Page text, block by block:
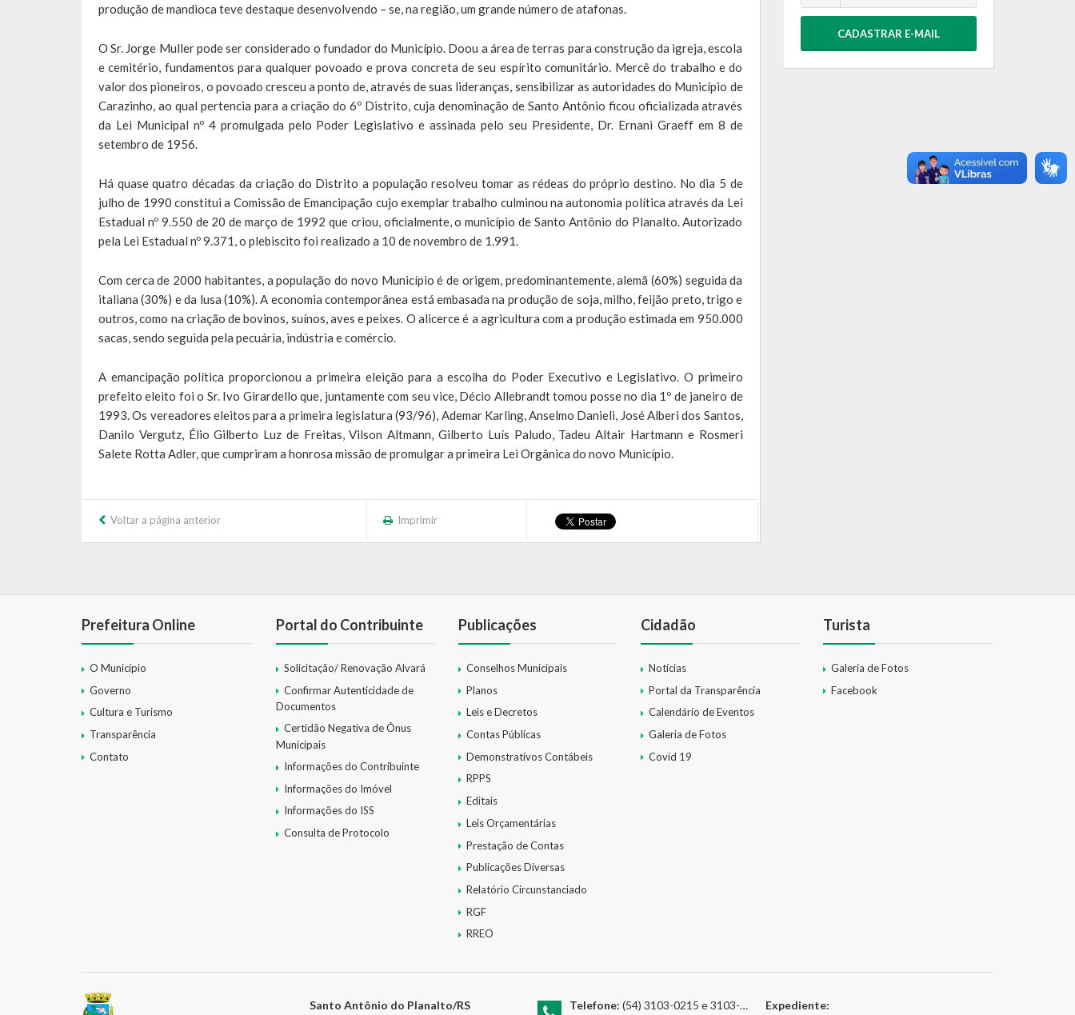
produção de mandioca teve destaque desenvolvendo – se, na região, um grande número de atafonas.
O Sr. Jorge Muller pode ser considerado o fundador do Município. Doou a área de terras para construção da igreja, escola
e cemitério, fundamentos para qualquer povoado e prova concreta de seu espírito comunitário. Mercê do trabalho e do
valor dos pioneiros, o povoado cresceu a ponto de, através de suas lideranças, sensibilizar as autoridades do Município de
Carazinho, ao qual pertencia para a criação do 6º Distrito, cuja denominação de Santo Antônio ficou oficializada através
da Lei Municipal nº 4 promulgada pelo Poder Legislativo e assinada pelo seu Presidente, Dr. Ernani Graeff em 8 de
setembro de 1956.
Há quase quatro décadas da criação do Distrito a população resolveu tomar as rédeas do próprio destino. No dia 5 de
julho de 1990 constitui a Comissão de Emancipação cujo exemplar trabalho culminou na autonomia política através da Lei
Estadual nº 9.550 de 20 de março de 1992 que criou, oficialmente, o município de Santo Antônio do Planalto. Autorizado
pela Lei Estadual nº 9.371, o plebiscito foi realizado a 10 de novembro de 1.991.
Com cerca de 2000 habitantes, a população do novo Município é de origem, predominantemente, alemã (60%) seguida da
italiana (30%) e da lusa (10%). A economia contemporânea está embasada na produção de soja, milho, feijão preto, trigo e
outros, como na criação de bovinos, suínos, aves e peixes. O alicerce é a agricultura com a produção estimada em 950.000
sacas, sendo seguida pela pecuária, indústria e comércio.
A emancipação política proporcionou a primeira eleição para a escolha do Poder Executivo e Legislativo. O primeiro
prefeito eleito foi o Sr. Ivo Girardello que, juntamente com seu vice, Décio Allebrandt tomou posse no dia 1º de janeiro de
1993. Os vereadores eleitos para a primeira legislatura (93/96), Ademar Karling, Anselmo Danieli, José Alberi dos Santos,
Danilo Vergutz, Élio Gilberto Luz de Freitas, Vilson Altmann, Gilberto Luís Paludo, Tadeu Altair Hartmann e Rosmeri
Salete Rotta Adler, que cumpriram a honrosa missão de promulgar a primeira Lei Orgânica do novo Município.
Voltar a página anterior Imprimir
CADASTRAR E-MAIL
Prefeitura Online
O Município
Governo
Cultura e Turismo
Transparência
Contato
Portal do Contribuinte
Solicitação/ Renovação Alvará
Confirmar Autenticidade de
Documentos
Certidão Negativa de Ônus
Municipais
Informações do Contribuinte
Informações do Imóvel
Informações do ISS
Consulta de Protocolo
Publicações
Conselhos Municipais
Planos
Leis e Decretos
Contas Públicas
Demonstrativos Contábeis
RPPS
Editais
Leis Orçamentárias
Prestação de Contas
Publicações Diversas
Relatório Circunstanciado
RGF
RREO
Cidadão
Notícias
Portal da Transparência
Calendário de Eventos
Galeria de Fotos
Covid 19
Turista
Galeria de Fotos
Facebook
Santo Antônio do Planalto/RS
Telefone: (54) 3103-0215 e 3103-0216
Expediente: